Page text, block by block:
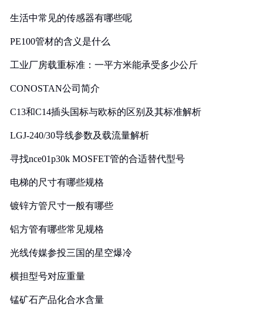
生活中常见的传感器有哪些呢
PE100管材的含义是什么
工业厂房载重标准：一平方米能承受多少公斤
CONOSTAN公司简介
C13和C14插头国标与欧标的区别及其标准解析
LGJ-240/30导线参数及载流量解析
寻找nce01p30k MOSFET管的合适替代型号
电梯的尺寸有哪些规格
镀锌方管尺寸一般有哪些
铝方管有哪些常见规格
光线传媒参投三国的星空爆冷
横担型号对应重量
锰矿石产品化合水含量